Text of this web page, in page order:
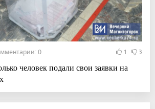
0 1 3
человек подали свои заявки на